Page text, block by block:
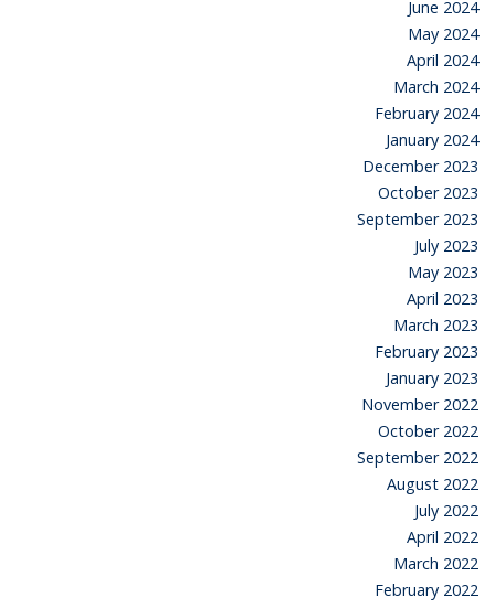
June 2024
May 2024
April 2024
March 2024
February 2024
January 2024
December 2023
October 2023
September 2023
July 2023
May 2023
April 2023
March 2023
February 2023
January 2023
November 2022
October 2022
September 2022
August 2022
July 2022
April 2022
March 2022
February 2022